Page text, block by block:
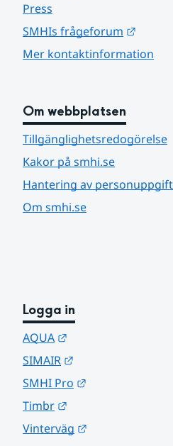
Press
SMHIs frågeforum
Mer kontaktinformation
Om webbplatsen
Tillgänglighetsredogörelse
Kakor på smhi.se
Hantering av
Om smhi.se
Logga in
AQUA
SIMAIR
SMHI Pro
Timbr
Vinterväg